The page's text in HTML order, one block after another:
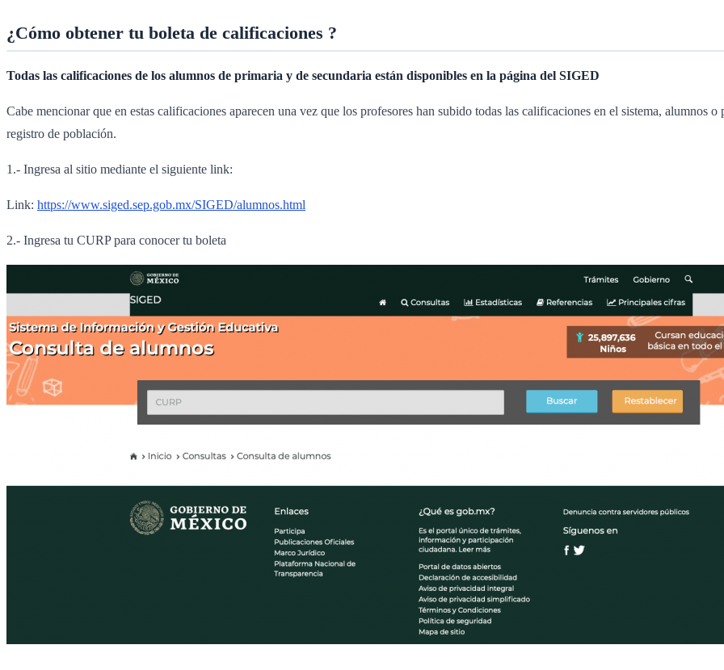
¿Cómo obtener tu boleta de calificaciones ?
Todas las calificaciones de los alumnos de primaria y de secundaria están disponibles en la página del SIGED
Cabe mencionar que en estas calificaciones aparecen una vez que los profesores han subido todas las calificaciones en el sistema, alumnos
registro de población.
1.- Ingresa al sitio mediante el siguiente link:
Link: https://www.siged.sep.gob.mx/SIGED/alumnos.html
2.- Ingresa tu CURP para conocer tu boleta